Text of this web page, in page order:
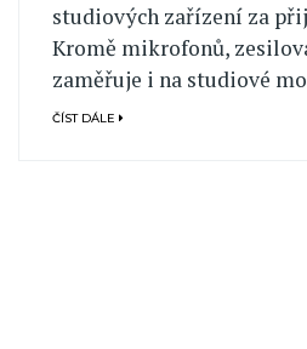
studiových zařízení za
Kromě mikrofonů,
zaměřuje i na studiové
ČÍST DÁLE